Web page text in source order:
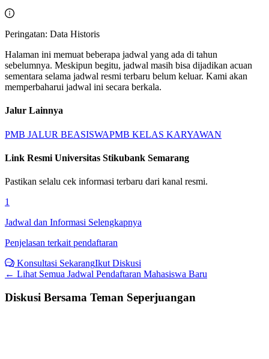
Peringatan: Data Historis
Halaman ini memuat beberapa jadwal yang ada di tahun
sebelumnya. Meskipun begitu, jadwal masih bisa dijadikan acuan
sementara selama jadwal resmi terbaru belum keluar. Kami akan
memperbaharui jadwal ini secara berkala.
Jalur Lainnya
PMB JALUR BEASISWAPMB KELAS KARYAWAN
Link Resmi Universitas Stikubank Semarang
Pastikan selalu cek informasi terbaru dari kanal resmi.
1
Jadwal dan Informasi Selengkapnya
Penjelasan terkait pendaftaran
Konsultasi SekarangIkut Diskusi
← Lihat Semua Jadwal Pendaftaran Mahasiswa Baru
Diskusi Bersama Teman Seperjuangan